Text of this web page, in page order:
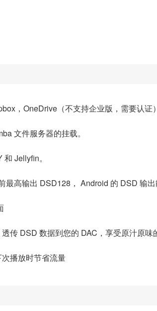
，OneDrive（不支持企业版，需要认证
文件服务器的挂载。
Jellyfin。
最高输出 DSD128， Android 的 DSD 输出
传 DSD 数据到您的 DAC，享受原汁原味
播放时节省流量